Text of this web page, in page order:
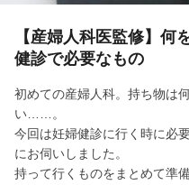
【産婦人科医監修】
健診で必要なもの
初めての産婦人科。持ち物は
い……。
今回は妊婦健診に行く時に必
にお伺いしました。
持って行くものをまとめて準